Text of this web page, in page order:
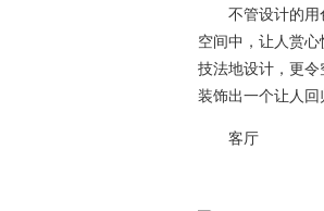
不管设计的用色
空间中，让人赏
技法地设计，更令
装饰出一个让人回
客厅